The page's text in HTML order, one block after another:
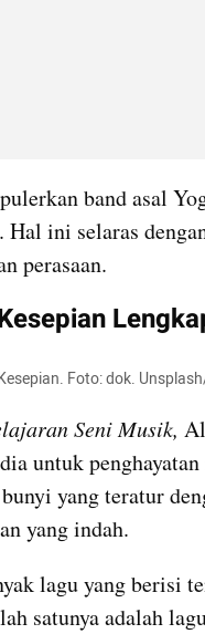
band asal
Hal ini selaras
perasaan.
Foto: dok.
Seni Musik,
untuk
yang teratur
yang indah.
lagu yang berisi
satunya adalah